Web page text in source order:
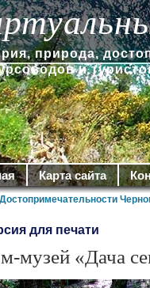
природа,
и
Карта сайта
Достопримечательности
для печати
музей «Дача